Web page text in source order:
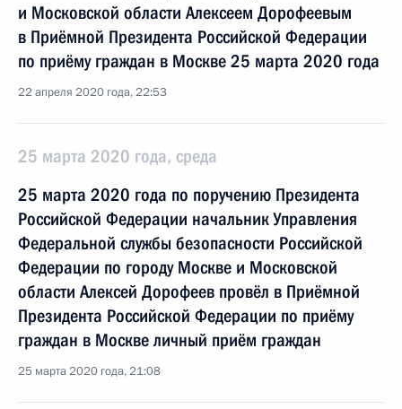
и Московской области Алексеем Дорофеевым
в Приёмной Президента Российской Федерации
по приёму граждан в Москве 25 марта 2020 года
22 апреля 2020 года, 22:53
25 марта 2020 года, среда
25 марта 2020 года по поручению Президента
Российской Федерации начальник Управления
Федеральной службы безопасности Российской
Федерации по городу Москве и Московской
области Алексей Дорофеев провёл в Приёмной
Президента Российской Федерации по приёму
граждан в Москве личный приём граждан
25 марта 2020 года, 21:08